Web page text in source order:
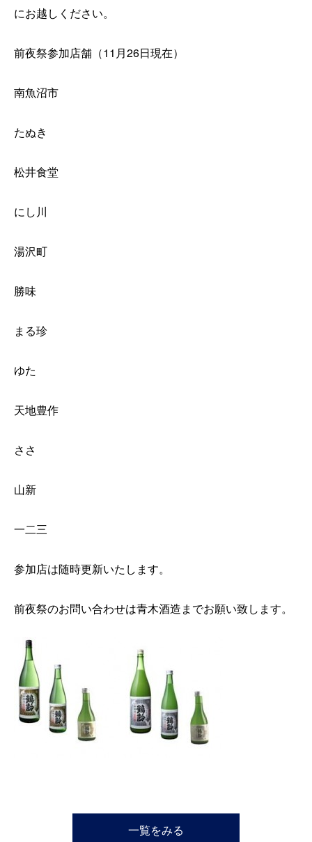
にお越しください。
前夜祭参加店舗（11月26日現在）
南魚沼市
たぬき
松井食堂
にし川
湯沢町
勝味
まる珍
ゆた
天地豊作
ささ
山新
一二三
参加店は随時更新いたします。
前夜祭のお問い合わせは青木酒造までお願い致します。
一覧をみる